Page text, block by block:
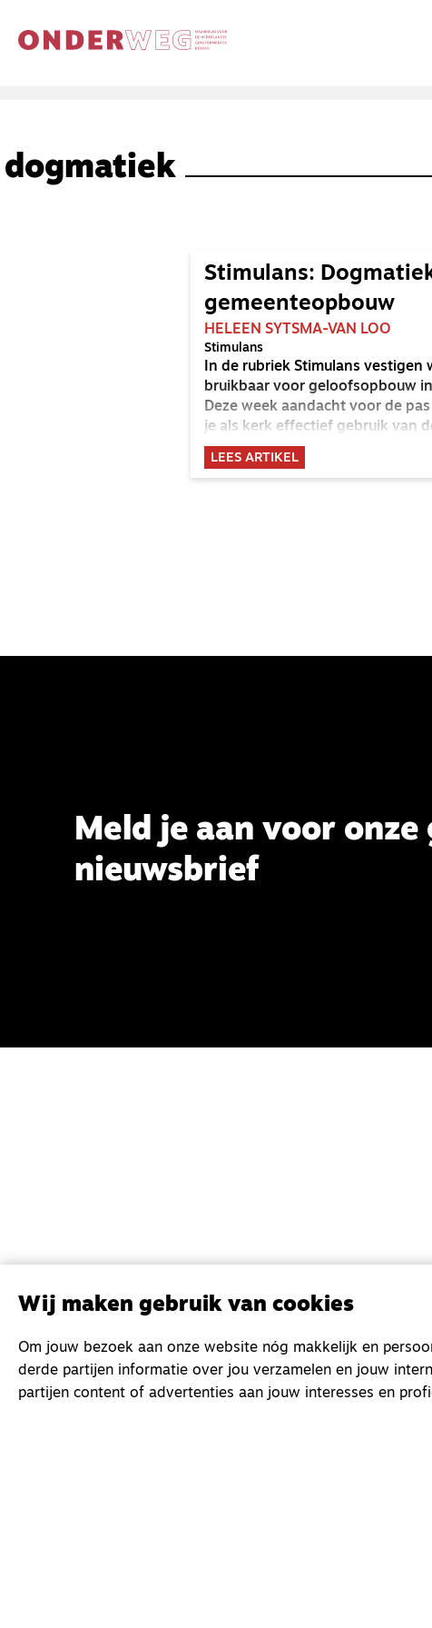
dogmatiek
Stimulans:
gemeenteopbouw
HELEEN SYTSMA-VAN LOO
Stimulans
In de rubriek Stimulans
bruikbaar voor geloofsopbouw
Deze week aandacht voor de
je als kerk effectief gebruik van
boeken over gereformeerde
LEES ARTIKEL
Meld je aan voor onze
nieuwsbrief
Wij maken gebruik van cookies
Om jouw bezoek aan onze website nóg makkelijk en
derde partijen informatie over jou verzamelen en jouw
partijen content of advertenties aan jouw interesses en